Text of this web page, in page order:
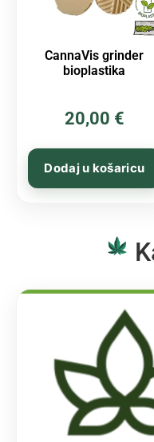
CannaVis grinder
bioplastika
20,00 €
Dodaj u košaricu